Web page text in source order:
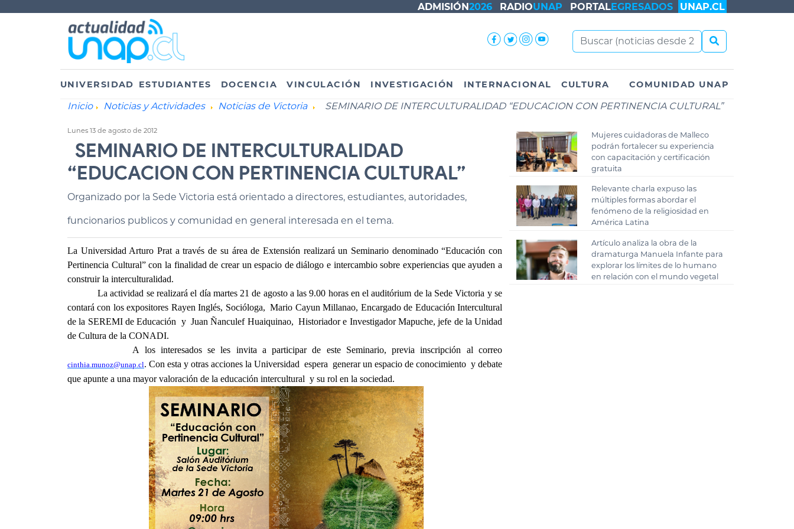
ADMISIÓN2026 RADIOUNAP PORTALEGRESADOS UNAP.CL
UNIVERSIDAD ESTUDIANTES DOCENCIA VINCULACIÓN INVESTIGACIÓN INTERNACIONAL CULTURA COMUNIDAD UNAP
Inicio Noticias y Actividades Noticias de Victoria SEMINARIO DE INTERCULTURALIDAD “EDUCACION CON PERTINENCIA CULTURAL”
Lunes 13 de agosto de 2012
SEMINARIO DE INTERCULTURALIDAD
“EDUCACION CON PERTINENCIA CULTURAL”
Organizado por la Sede Victoria está orientado a directores, estudiantes, autoridades,
funcionarios publicos y comunidad en general interesada en el tema.
La Universidad Arturo Prat a través de su área de Extensión realizará un Seminario denominado “Educación con
Pertinencia Cultural” con la finalidad de crear un espacio de diálogo e intercambio sobre experiencias que ayuden a
construir la interculturalidad.
La actividad se realizará el día martes 21 de agosto a las 9.00 horas en el auditórium de la Sede Victoria y se
contará con los expositores Rayen Inglés, Socióloga, Mario Cayun Millanao, Encargado de Educación Intercultural
de la SEREMI de Educación y Juan Ñanculef Huaiquinao, Historiador e Investigador Mapuche, jefe de la Unidad
de Cultura de la CONADI.
A los interesados se les invita a participar de este Seminario, previa inscripción al correo
cinthia.munoz@unap.cl. Con esta y otras acciones la Universidad espera generar un espacio de conocimiento y debate
que apunte a una mayor valoración de la educación intercultural y su rol en la sociedad.
Mujeres cuidadoras de Malleco
podrán fortalecer su experiencia
con capacitación y certificación
gratuita
Relevante charla expuso las
múltiples formas abordar el
fenómeno de la religiosidad en
América Latina
Artículo analiza la obra de la
dramaturga Manuela Infante para
explorar los límites de lo humano
en relación con el mundo vegetal